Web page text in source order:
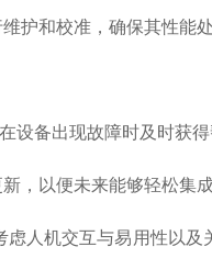
和校准，确保其性能处
备出现故障时及时获得
以便未来能够轻松集成
机交互与易用性以及